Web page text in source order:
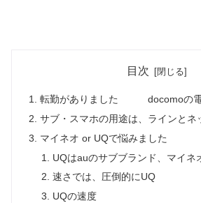
目次
転勤がありました docomoの電
サブ・スマホの用途は、ラインとネ
マイネオ or UQで悩みました
UQはauのサブブランド、マイネ
速さでは、圧倒的にUQ
UQの速度